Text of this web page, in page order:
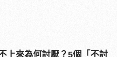
上來為何討厭？5個「不討